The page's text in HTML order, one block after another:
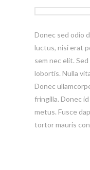
Donec sed odio
luctus, nisi erat
sem nec elit.
lobortis. Nulla
Donec
fringilla. Donec
metus. Fusce
tortor mauris